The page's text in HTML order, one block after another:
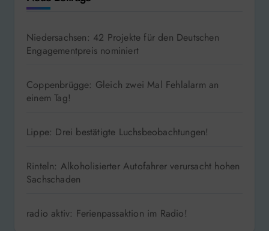
Niedersachsen: 42 Projekte für den Deutschen
Engagementpreis nominiert
Coppenbrügge: Gleich zwei Mal Fehlalarm an
einem Tag!
Lippe: Drei bestätigte Luchsbeobachtungen!
Rinteln: Alkoholisierter Autofahrer verursacht hohen
Sachschaden
radio aktiv: Ferienpassaktion im Radio!